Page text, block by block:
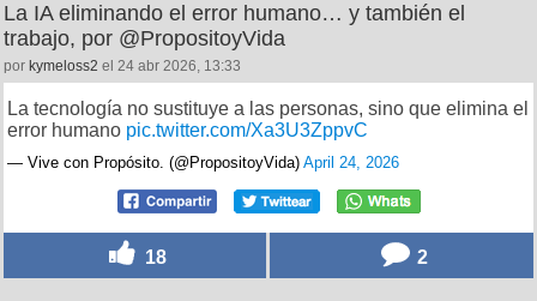
La IA eliminando el error humano… y también el
trabajo, por @PropositoyVida
por kymeloss2 el 24 abr 2026, 13:33
La tecnología no sustituye a las personas, sino que elimina el
error humano pic.twitter.com/Xa3U3ZppvC
— Vive con Propósito. (@PropositoyVida) April 24, 2026
18 2